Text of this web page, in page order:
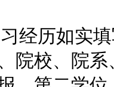
历如实填
院校、院